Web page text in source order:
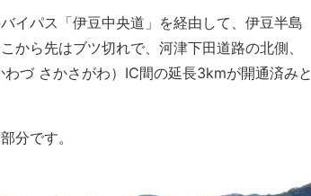
イパス「伊豆中央道」を経由して、伊豆半島
から先はブツ切れで、河津下田道路の北側、
づ さかさがわ）IC間の延長3kmが開通済みと
分です。